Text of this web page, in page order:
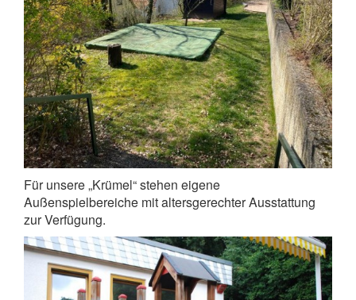
Für unsere „Krümel“ stehen eigene
Außenspielbereiche mit altersgerechter Ausstattung
zur Verfügung.